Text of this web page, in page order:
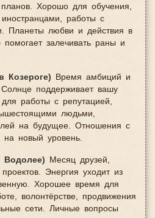
Хорошо для обучения,
работы с
Планеты любви и действия в
залечивать раны и
Козероге) Время амбиций и
поддерживает вашу
работы с репутацией,
людьми,
на будущее. Отношения с
на новый уровень.
Водолее) Месяц друзей,
Энергия уходит из
Хорошее время для
волонтёрстве, продвижения
сети. Личные вопросы